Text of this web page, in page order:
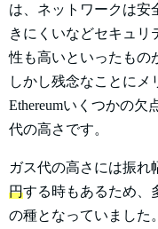
は、ネットワークは安
きにくいなどセキュリ
性も高いといったもの
しかし残念なことにメ
Ethereumいくつかの欠
代の高さです。
ガス代の高さには振れ
円する時もあるため、
の種となっていました